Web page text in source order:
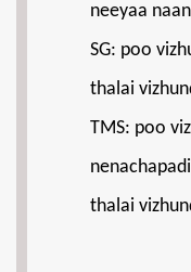
neeyaa
SG: poo
thalai
TMS: poo
nenachapadi
thalai